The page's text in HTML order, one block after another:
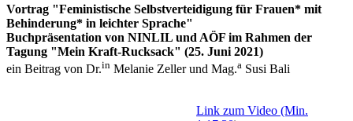
Vortrag "Feministische Selbstverteidigung für Frauen* mit
Behinderung* in leichter Sprache"
Buchpräsentation von NINLIL und AÖF im Rahmen der
Tagung "Mein Kraft-Rucksack" (25. Juni 2021)
ein Beitrag von Dr.in Melanie Zeller und Mag.a Susi Bali
Link zum Video (Min.